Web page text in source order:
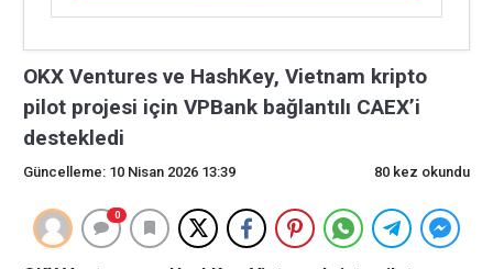
OKX Ventures ve HashKey, Vietnam kripto
pilot projesi için VPBank bağlantılı CAEX’i
destekledi
Güncelleme: 10 Nisan 2026 13:39 80 kez okundu
0